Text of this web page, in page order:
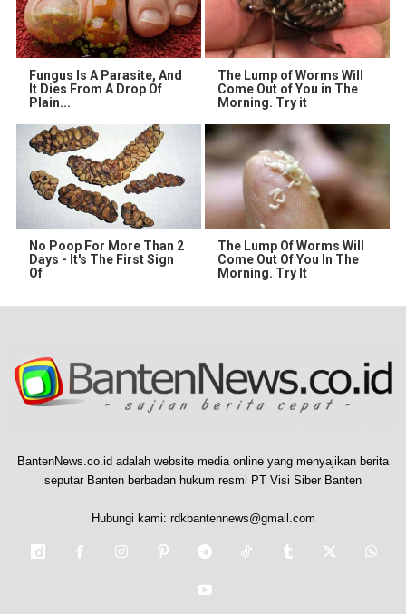
Fungus Is A Parasite, And
It Dies From A Drop Of
Plain...
The Lump of Worms Will
Come Out of You in The
Morning. Try it
No Poop For More Than 2
Days - It's The First Sign
Of
The Lump Of Worms Will
Come Out Of You In The
Morning. Try It
BantenNews.co.id adalah website media online yang menyajikan berita
seputar Banten berbadan hukum resmi PT Visi Siber Banten
Hubungi kami: rdkbantennews@gmail.com